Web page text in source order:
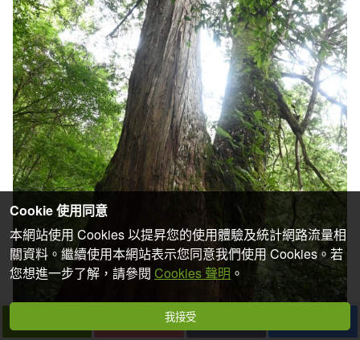
Cookie 使用同意
本網站使用 Cookies 以提昇您的使用體驗及統計網路流量相
關資料。繼續使用本網站表示您同意我們使用 Cookies。若
您想進一步了解，請參閱 Cookies 聲明 。
我接受